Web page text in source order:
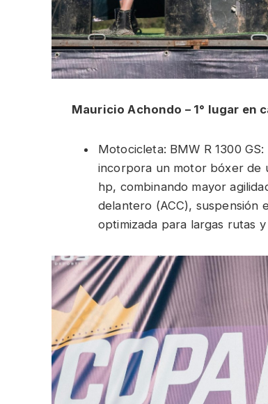
Mauricio Achondo – 1° lugar en
Motocicleta: BMW R 1300
incorpora un motor bóxer de
hp, combinando mayor
delantero (ACC), suspensión
optimizada para largas rutas